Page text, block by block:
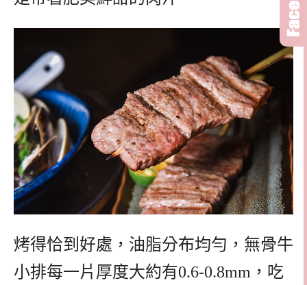
烤得恰到好處，油脂分布均勻，無骨牛
小排每一片厚度大約有0.6-0.8mm，吃